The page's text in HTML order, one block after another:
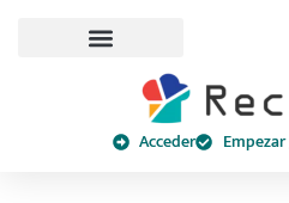
Acceder